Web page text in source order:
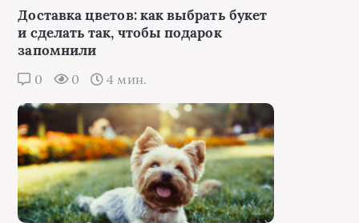
Доставка цветов: как выбрать букет
и сделать так, чтобы подарок
запомнили
0 0 4 мин.